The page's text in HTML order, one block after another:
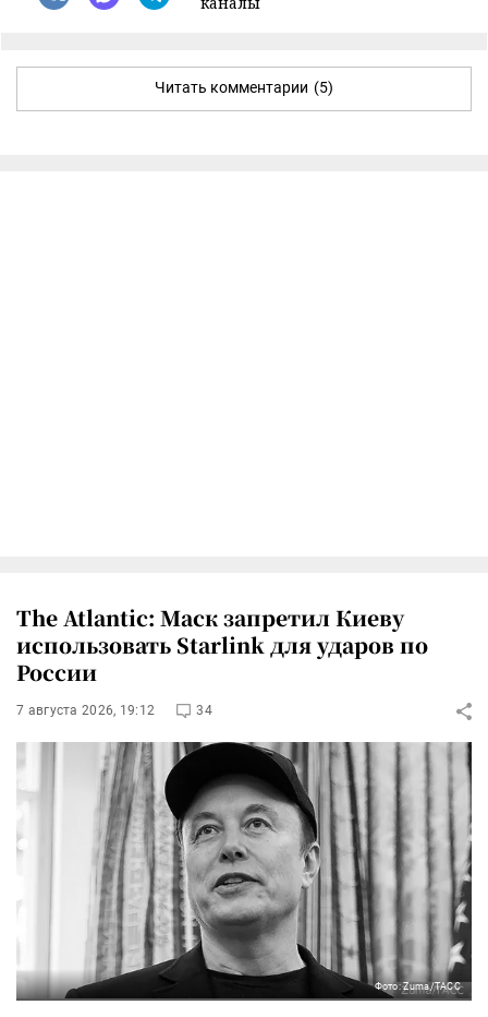
Читать комментарии (5)
The Atlantic: Маск запретил Киеву
использовать Starlink для ударов по
России
7 августа 2026, 19:12 34
Фото: Zuma/ТАСС